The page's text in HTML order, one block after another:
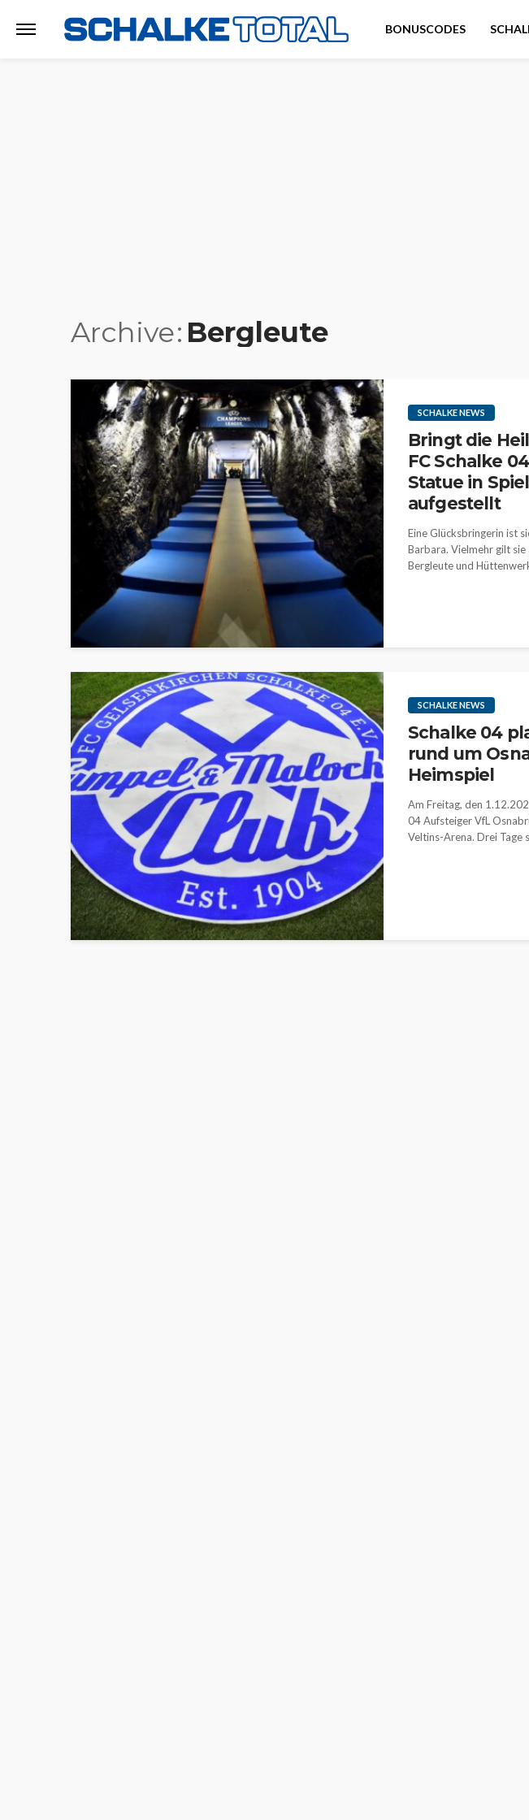
BONUSCODES
Archive Bergleute
SCHALKE NEWS
Bringt die
FC Schalke
Statue in
aufgestellt
Eine Glücksbringerin ist
Barbara. Vielmehr gilt
Bergleute und
SCHALKE NEWS
Schalke 04
rund um
Heimspiel
Am Freitag, den
04 Aufsteiger VfL
Veltins-Arena. Drei Tage